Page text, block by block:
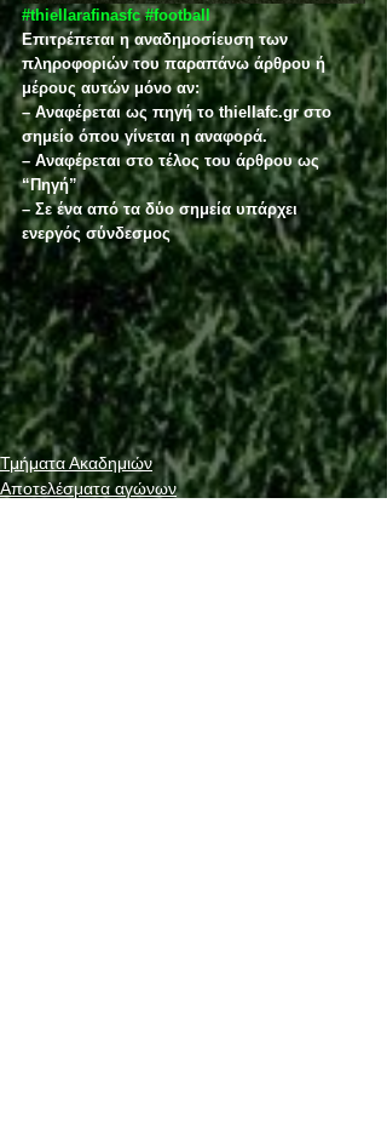
#thiellarafinasfc #football
Επιτρέπεται η αναδημοσίευση των
πληροφοριών του παραπάνω άρθρου ή
μέρους αυτών μόνο αν:
– Αναφέρεται ως πηγή το thiellafc.gr στο
σημείο όπου γίνεται η αναφορά.
– Αναφέρεται στο τέλος του άρθρου ως
“Πηγή”
– Σε ένα από τα δύο σημεία υπάρχει
ενεργός σύνδεσμος
Τμήματα Ακαδημιών
Αποτελέσματα αγώνων